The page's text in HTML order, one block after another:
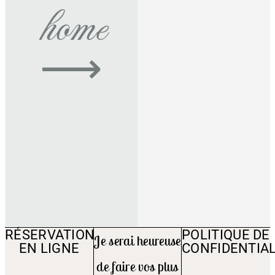
home
⟶
RÉSERVATION
EN LIGNE
Je serai heureuse
de faire vos plus
POLITIQUE DE